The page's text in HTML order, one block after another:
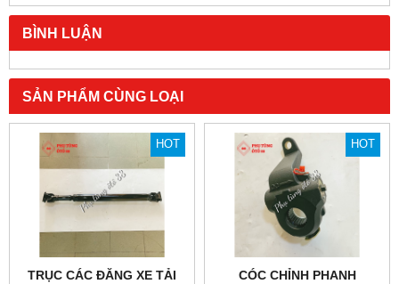
BÌNH LUẬN
SẢN PHẨM CÙNG LOẠI
HOT
TRỤC CÁC ĐĂNG XE TẢI
HOT
CÓC CHỈNH PHANH